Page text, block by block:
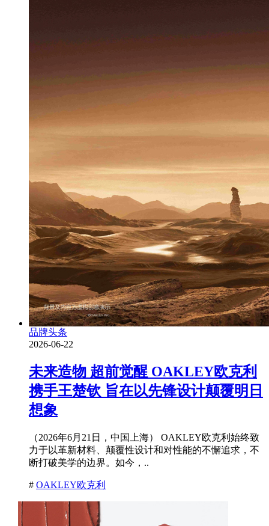
品牌头条
2026-06-22
未来造物 超前觉醒 OAKLEY欧克利
携手王楚钦 旨在以先锋设计颠覆明日
想象
（2026年6月21日，中国上海） OAKLEY欧克利始终致
力于以革新材料、颠覆性设计和对性能的不懈追求，不
断打破美学的边界。如今，..
# OAKLEY欧克利